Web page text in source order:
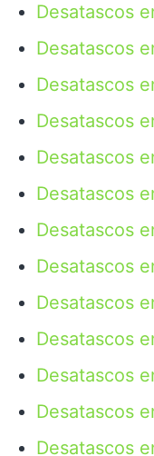
Desatascos
Desatascos
Desatascos
Desatascos
Desatascos
Desatascos
Desatascos
Desatascos
Desatascos
Desatascos
Desatascos
Desatascos
Desatascos